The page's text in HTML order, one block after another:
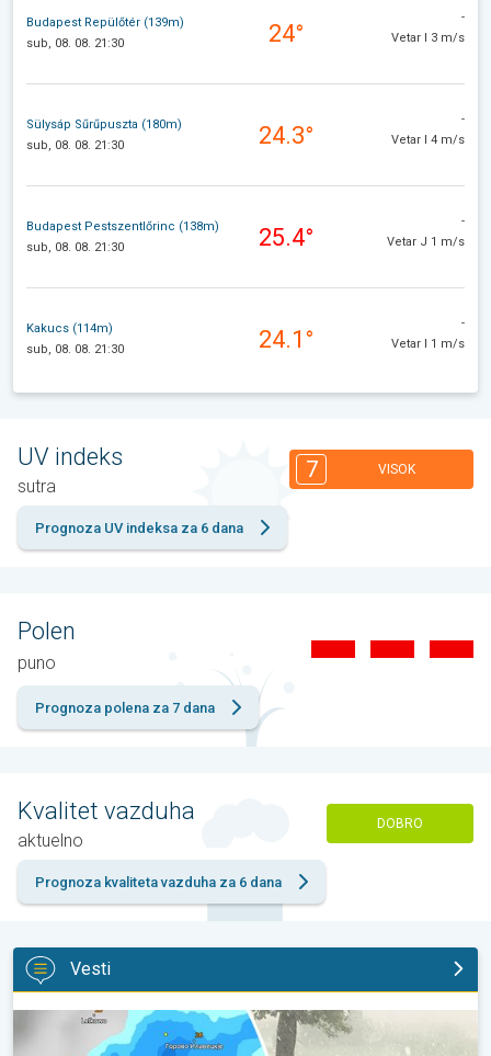
Budapest Repülőtér (139m)
sub, 08. 08. 21:30
24°
-
Vetar I 3 m/s
Sülysáp Sűrűpuszta (180m)
sub, 08. 08. 21:30
24.3°
-
Vetar I 4 m/s
Budapest Pestszentlőrinc (138m)
sub, 08. 08. 21:30
25.4°
-
Vetar J 1 m/s
Kakucs (114m)
sub, 08. 08. 21:30
24.1°
-
Vetar I 1 m/s
UV indeks
sutra
7 VISOK
Prognoza UV indeksa za 6 dana
Polen
puno
Prognoza polena za 7 dana
Kvalitet vazduha
aktuelno
DOBRO
Prognoza kvaliteta vazduha za 6 dana
Vesti
Krupna zrna grada u Poljskoj. Nevreme pogodilo naselja. . .